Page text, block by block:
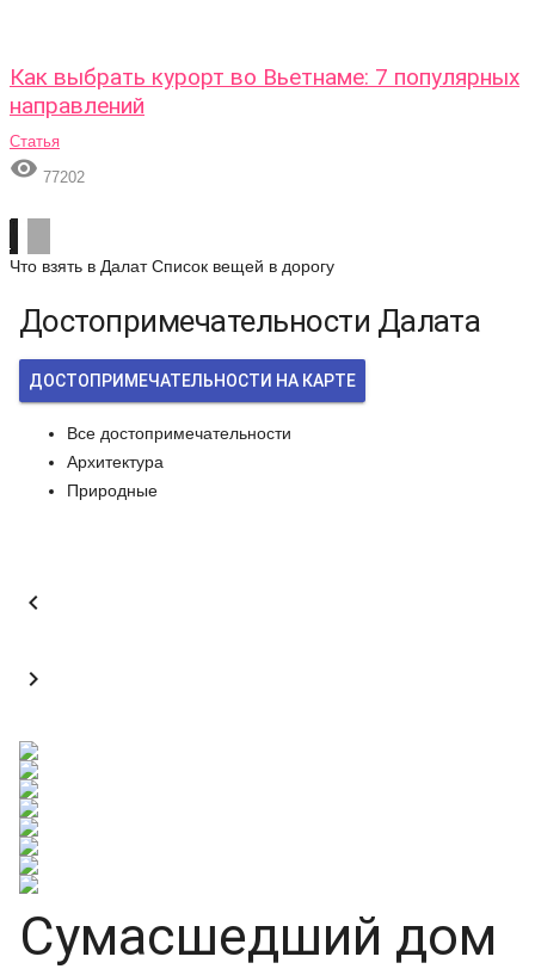
Как выбрать курорт во Вьетнаме: 7 популярных
направлений
Статья
 77202
Что взять в Далат Список вещей в дорогу
Достопримечательности Далата
ДОСТОПРИМЕЧАТЕЛЬНОСТИ НА КАРТЕ
Все достопримечательности
Архитектура
Природные


Сумасшедший дом